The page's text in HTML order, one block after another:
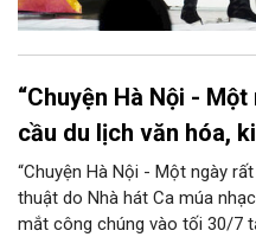
“Chuyện Hà Nội -
cầu du lịch văn hóa,
“Chuyện Hà Nội - Một ngày
thuật do Nhà hát Ca múa
mắt công chúng vào tối 30/7